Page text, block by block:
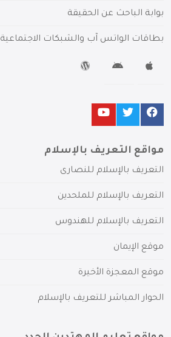
بوابة الباحث عن الحقيقة
بطاقات الواتس آب والشبكات الاجتماعية
مواقع التعريف بالإسلام
التعريف بالإسلام للنصارى
التعريف بالإسلام للملحدين
التعريف بالإسلام للهندوس
موقع الإيمان
موقع المعجزة الأخيرة
الحوار المباشر للتعريف بالإسلام